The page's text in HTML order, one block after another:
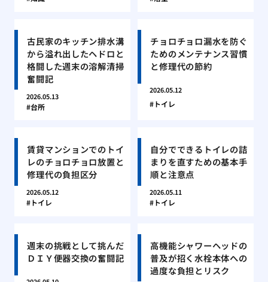
古民家のキッチン排水溝
から溢れ出したヘドロと
格闘した週末の溶解清掃
奮闘記
2026.05.13
台所
チョロチョロ漏水を防ぐ
ためのメンテナンス習慣
と修理代の節約
2026.05.12
トイレ
賃貸マンションでのトイ
レのチョロチョロ放置と
修理代の負担区分
2026.05.12
トイレ
自分でできるトイレの詰
まりを直すための基本手
順と注意点
2026.05.11
トイレ
週末の挑戦として挑んだ
ＤＩＹ便器交換の奮闘記
高機能シャワーヘッドの
普及が招く水栓本体への
過度な負担とリスク